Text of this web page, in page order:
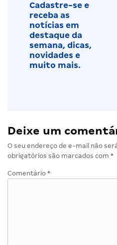
Cadastre-se e
receba as
notícias em
destaque da
semana, dicas,
novidades e
muito mais.
Deixe um
O seu endereço de e-mail não
obrigatórios são marcados com *
Comentário *